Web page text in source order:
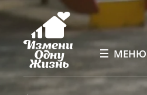
МЕНЮ